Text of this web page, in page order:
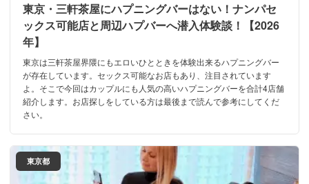
東京・三軒茶屋にハプニングバーはない！ナンパセ
ックス可能店と周辺ハプバーへ潜入体験談！【2026
年】
東京は三軒茶屋界隈にもエロいひとときを体験出来るハプニングバー
が存在しています。セックス可能なお店もあり、注目されています
よ。そこで今回はカップルにも人気の高いハプニングバーを合計4店舗
紹介します。お店探しをしている方は最後まで読んで参考にしてくだ
さい。
東京都